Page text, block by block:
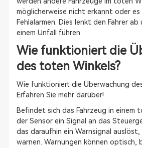
möglicherweise nicht erkannt oder es
Fehlalarmen. Dies lenkt den Fahrer
einem Unfall führen.
Wie funktioniert die
des toten Winkels?
Wie funktioniert die Überwachung
Erfahren Sie mehr darüber!
Befindet sich das Fahrzeug in einem
der Sensor ein Signal an das
das daraufhin ein Warnsignal auslöst,
warnen. Warnungen können optisch,